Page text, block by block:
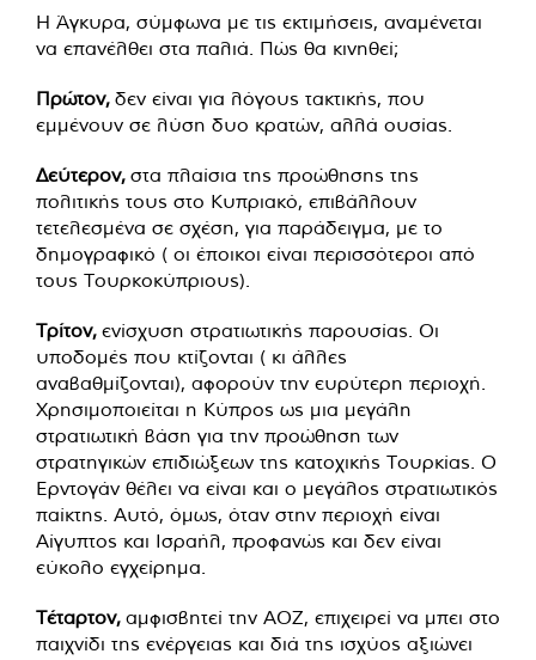
Η Άγκυρα, σύμφωνα με τις εκτιμήσεις, αναμένεται
να επανέλθει στα παλιά. Πώς θα κινηθεί;
Πρώτον, δεν είναι για λόγους τακτικής, που
εμμένουν σε λύση δυο κρατών, αλλά ουσίας.
Δεύτερον, στα πλαίσια της προώθησης της
πολιτικής τους στο Κυπριακό, επιβάλλουν
τετελεσμένα σε σχέση, για παράδειγμα, με το
δημογραφικό ( οι έποικοι είναι περισσότεροι από
τους Τουρκοκύπριους).
Τρίτον, ενίσχυση στρατιωτικής παρουσίας. Οι
υποδομές που κτίζονται ( κι άλλες
αναβαθμίζονται), αφορούν την ευρύτερη περιοχή.
Χρησιμοποιείται η Κύπρος ως μια μεγάλη
στρατιωτική βάση για την προώθηση των
στρατηγικών επιδιώξεων της κατοχικής Τουρκίας. Ο
Ερντογάν θέλει να είναι και ο μεγάλος στρατιωτικός
παίκτης. Αυτό, όμως, όταν στην περιοχή είναι
Αίγυπτος και Ισραήλ, προφανώς και δεν είναι
εύκολο εγχείρημα.
Τέταρτον, αμφισβητεί την ΑΟΖ, επιχειρεί να μπει στο
παιχνίδι της ενέργειας και διά της ισχύος αξιώνει